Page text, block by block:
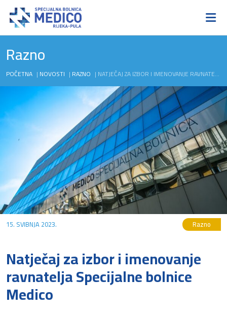
Razno
POČETNA | NOVOSTI | RAZNO | NATJEČAJ ZA IZBOR I IMENOVANJE RAVNATELJA SPECIJALNE BOLNICE MEDICO
15. SVIBNJA 2023. Razno
Natječaj za izbor i imenovanje
ravnatelja Specijalne bolnice
Medico